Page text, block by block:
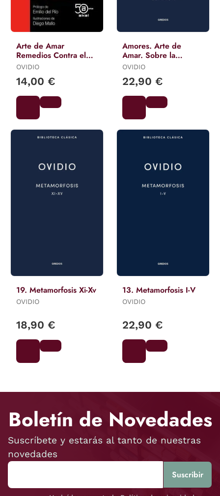
Arte de Amar
Remedios Contra el
Amor...
OVIDIO
14,00 €
Amores. Arte de
Amar. Sobre la
Cosmética del Rostro
Contra el
OVIDIO
22,90 €
19. Metamorfosis Xi-Xv
OVIDIO
18,90 €
13. Metamorfosis I-V
OVIDIO
22,90 €
Boletín de Novedades
Suscríbete y estarás al tanto de nuestras
novedades